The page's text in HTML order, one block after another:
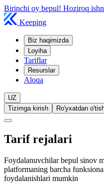
Birinchi oy bepul! Hoziroq
Keeping
Biz haqimizda
Loyiha
Tariflar
Resurslar
Aloqa
UZ
Tizimga kirish
Ro'yxatdan
Tarif rejalari
Foydalanuvchilar bepul sinov
platformaning barcha
foydalanishlari mumkin